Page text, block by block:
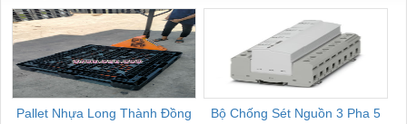
Pallet Nhựa Long Thành Đồng
Bộ Chống Sét Nguồn 3 Pha 5